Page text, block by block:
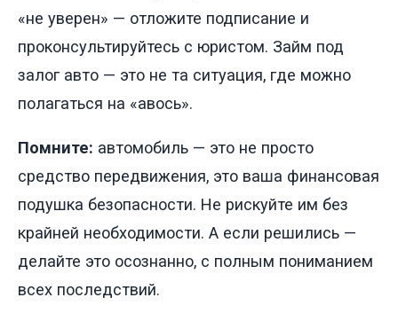
«не уверен» — отложите подписание и
проконсультируйтесь с юристом. Займ под
залог авто — это не та ситуация, где можно
полагаться на «авось».
Помните: автомобиль — это не просто
средство передвижения, это ваша финансовая
подушка безопасности. Не рискуйте им без
крайней необходимости. А если решились —
делайте это осознанно, с полным пониманием
всех последствий.